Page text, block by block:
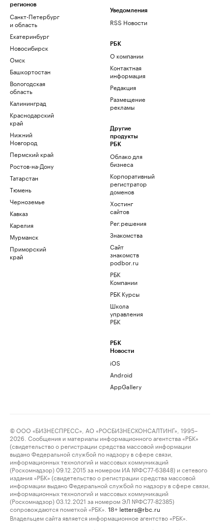
регионов
Санкт-Петербург
и область
Екатеринбург
Новосибирск
Омск
Башкортостан
Вологодская
область
Калининград
Краснодарский
край
Нижний
Новгород
Пермский край
Ростов-на-Дону
Татарстан
Тюмень
Черноземье
Кавказ
Карелия
Мурманск
Приморский
край
Уведомления
RSS Новости
РБК
О компании
Контактная
информация
Редакция
Размещение
рекламы
Другие
продукты
РБК
Облако для
бизнеса
Корпоративный
регистратор
доменов
Хостинг
сайтов
Рег.решения
Знакомства
Сайт
знакомств
podbor.ru
РБК
Компании
РБК Курсы
Школа
управления
РБК
РБК
Новости
iOS
Android
AppGallery
© ООО «БИЗНЕСПРЕСС», АО «РОСБИЗНЕСКОНСАЛТИНГ», 1995–
2026. Сообщения и материалы информационного агентства «РБК»
(свидетельство о регистрации средства массовой информации
выдано Федеральной службой по надзору в сфере связи,
информационных технологий и массовых коммуникаций
(Роскомнадзор) 09.12.2015 за номером ИА №ФС77-63848) и сетевого
издания «РБК» (свидетельство о регистрации средства массовой
информации выдано Федеральной службой по надзору в сфере связи,
информационных технологий и массовых коммуникаций
(Роскомнадзор) 03.12.2021 за номером ЭЛ №ФС77-82385)
сопровождаются пометкой «РБК».
18+ letters@rbc.ru
Владельцем сайта является информационное агентство «РБК».